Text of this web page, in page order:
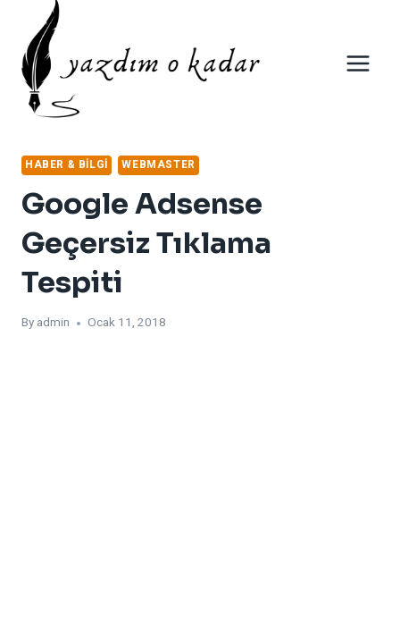
content
HABER & BILGI WEBMASTER
Google Adsense
Geçersiz Tıklama
Tespiti
By admin Ocak 11, 2018